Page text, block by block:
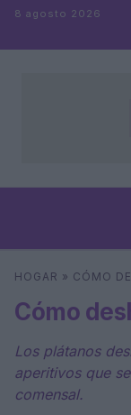
Saltar al contenido
8 agosto 2026
Buscar
HOGAR » CÓMO
Cómo
Los plátanos
aperitivos que
comensal.